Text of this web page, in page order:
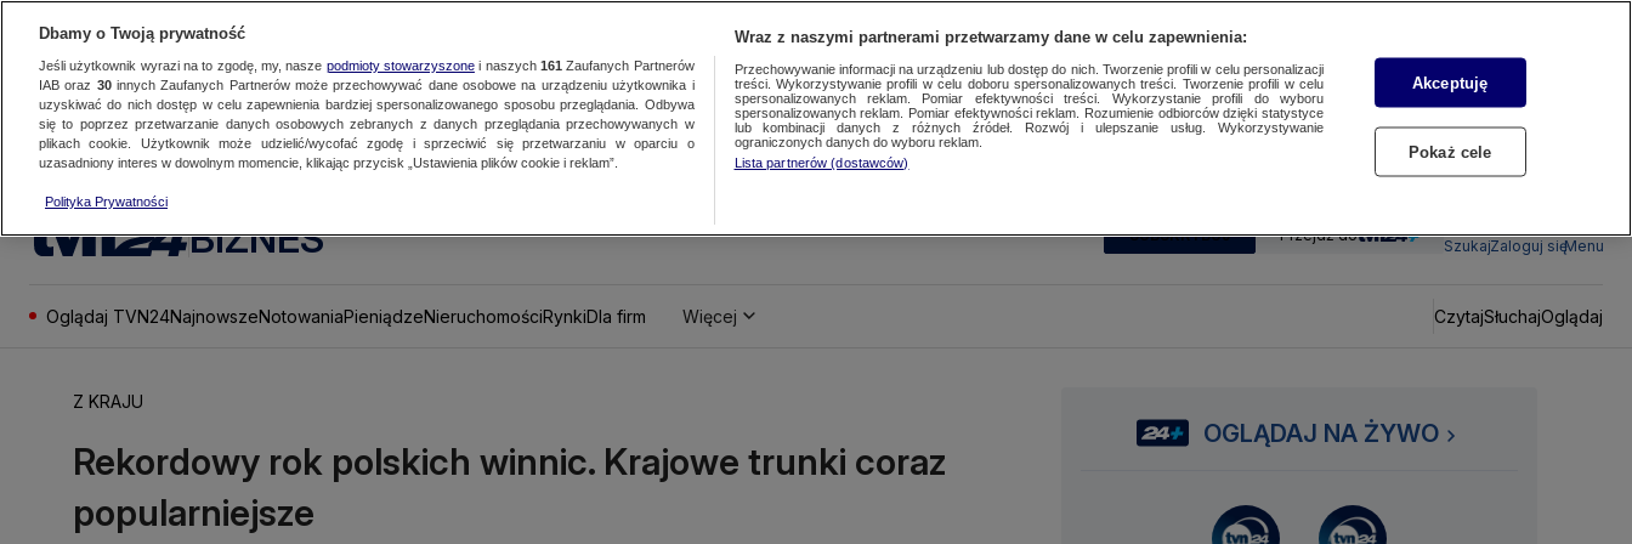
BIZNES SUBSKRYBUJ Przejdź do
SzukajZaloguj sięMenu
Oglądaj TVN24NajnowszeNotowaniaPieniądzeNieruchomościRynkiDla firm Więcej CzytajSłuchajOglądaj
Z KRAJU
Rekordowy rok polskich winnic. Krajowe trunki coraz
popularniejsze
OGLĄDAJ NA ŻYWO
Dbamy o Twoją prywatność
Jeśli użytkownik wyrazi na to zgodę, my, nasze podmioty stowarzyszonei naszych 161 Zaufanych Partnerów
IAB oraz 30innych Zaufanych Partnerów może przechowywać dane osobowe na urządzeniu użytkownika i
uzyskiwać do nich dostęp w celu zapewnienia bardziej spersonalizowanego sposobu przeglądania. Odbywa
się to poprzez przetwarzanie danych osobowych zebranych z danych przeglądania przechowywanych w
plikach cookie. Użytkownik może udzielić/wycofać zgodę i sprzeciwić się przetwarzaniu w oparciu o
uzasadniony interes w dowolnym momencie, klikając przycisk „Ustawienia plików cookie i reklam”.
Polityka Prywatności
Wraz z naszymi partnerami przetwarzamy dane w celu zapewnienia:
Przechowywanie informacji na urządzeniu lub dostęp do nich. Tworzenie profili w celu personalizacji
treści. Wykorzystywanie profili w celu doboru spersonalizowanych treści. Tworzenie profili w celu
spersonalizowanych reklam. Pomiar efektywności treści. Wykorzystanie profili do wyboru
spersonalizowanych reklam. Pomiar efektywności reklam. Rozumienie odbiorców dzięki statystyce
lub kombinacji danych z różnych źródeł. Rozwój i ulepszanie usług. Wykorzystywanie
ograniczonych danych do wyboru reklam.
Lista partnerów (dostawców)
Akceptuję
Pokaż cele